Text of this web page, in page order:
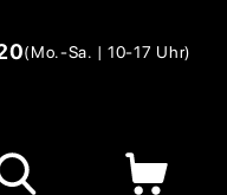
(Mo.-Sa. | 10-17 Uhr)